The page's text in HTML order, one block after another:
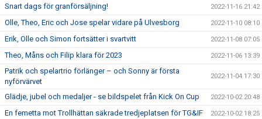
Snart dags för granförsäljning! 2022-11-16 21:42
Olle, Theo, Eric och Jose spelar vidare på Ulvesborg 2022-11-10 08:10
Erik, Olle och Simon fortsätter i svartvitt 2022-11-08 07:05
Theo, Måns och Filip klara för 2023 2022-11-06 13:39
Patrik och spelartrio förlänger – och Sonny är första
nyförvärvet
2022-11-04 17:30
Glädje, jubel och medaljer - se bildspelet från Kick On Cup 2022-10-02 20:48
En femetta mot Trollhättan säkrade tredjeplatsen för TG&IF 2022-10-02 18:25